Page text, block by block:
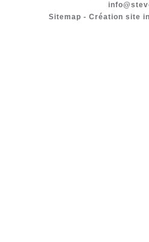
Sitemap - Création site